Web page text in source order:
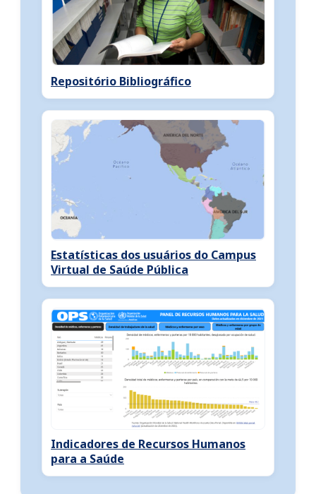
Repositório Bibliográfico
Estatísticas dos usuários do Campus
Virtual de Saúde Pública
Indicadores de Recursos Humanos
para a Saúde